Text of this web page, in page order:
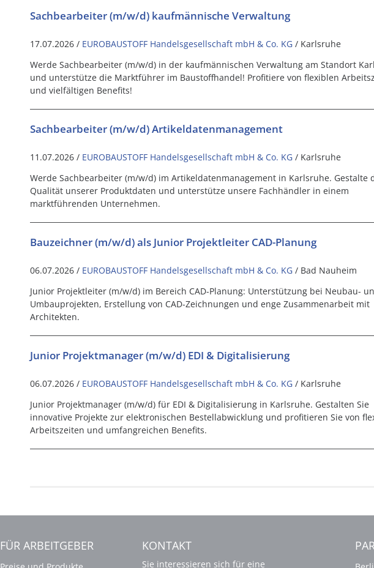
Sachbearbeiter (m/w/d) kaufmännische Verwaltung
17.07.2026 / EUROBAUSTOFF Handelsgesellschaft mbH & Co. KG / Karlsruhe
Werde Sachbearbeiter (m/w/d) in der kaufmännischen Verwaltung am Standort
und unterstütze die Marktführer im Baustoffhandel! Profitiere von flexiblen
und vielfältigen Benefits!
Sachbearbeiter (m/w/d) Artikeldatenmanagement
11.07.2026 / EUROBAUSTOFF Handelsgesellschaft mbH & Co. KG / Karlsruhe
Werde Sachbearbeiter (m/w/d) im Artikeldatenmanagement in Karlsruhe. Gestalte
Qualität unserer Produktdaten und unterstütze unsere Fachhändler in einem
marktführenden Unternehmen.
Bauzeichner (m/w/d) als Junior Projektleiter CAD-Planung
06.07.2026 / EUROBAUSTOFF Handelsgesellschaft mbH & Co. KG / Bad Nauheim
Junior Projektleiter (m/w/d) im Bereich CAD-Planung: Unterstützung bei Neubau-
Umbauprojekten, Erstellung von CAD-Zeichnungen und enge Zusammenarbeit mit
Architekten.
Junior Projektmanager (m/w/d) EDI & Digitalisierung
06.07.2026 / EUROBAUSTOFF Handelsgesellschaft mbH & Co. KG / Karlsruhe
Junior Projektmanager (m/w/d) für EDI & Digitalisierung in Karlsruhe. Gestalten Sie
innovative Projekte zur elektronischen Bestellabwicklung und profitieren Sie von
Arbeitszeiten und umfangreichen Benefits.
FÜR ARBEITGEBER KONTAKT
Sie interessieren sich für eine